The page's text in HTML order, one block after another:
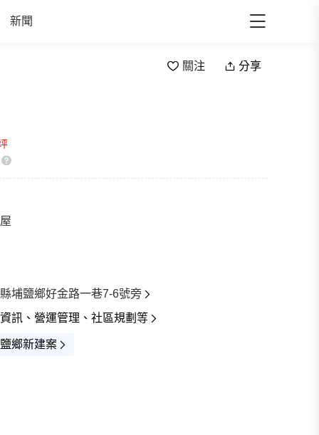
新聞
關注 分享
埔鹽鄉好金路一巷7-6號旁
訊、營運管理、社區規劃等
鄉新建案